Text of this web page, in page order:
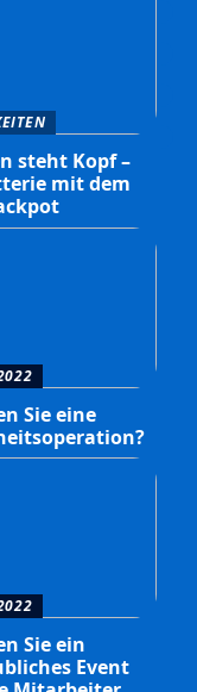
steht Kopf –
mit dem
Sie eine
Sie ein
Event